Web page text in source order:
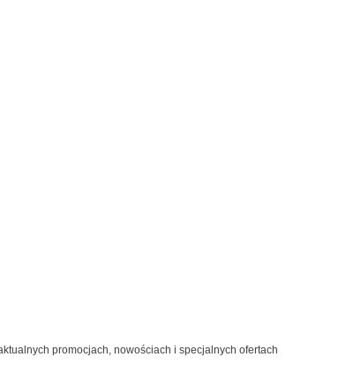
promocjach, nowościach i specjalnych ofertach